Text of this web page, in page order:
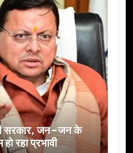
सरकार, जन–जन के
हो रहा प्रभावी